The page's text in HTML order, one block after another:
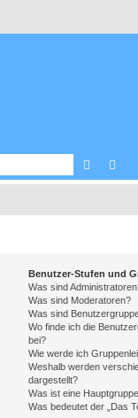
Suche
Benutzer-Stufen und
Was sind
Was sind Moderatoren?
Was sind
Wo finde ich die
bei?
Wie werde ich
Weshalb werden
dargestellt?
Was ist eine
Was bedeutet der „Das